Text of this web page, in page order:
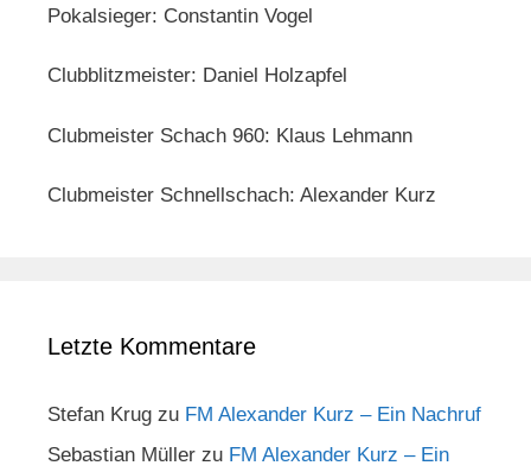
Pokalsieger: Constantin Vogel
Clubblitzmeister: Daniel Holzapfel
Clubmeister Schach 960: Klaus Lehmann
Clubmeister Schnellschach: Alexander Kurz
Letzte Kommentare
Stefan Krug zu FM Alexander Kurz – Ein Nachruf
Sebastian Müller zu FM Alexander Kurz – Ein